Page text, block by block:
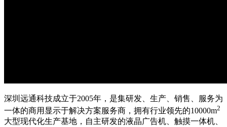
深圳远通科技成立于2005年，是集研发、生产、销售、服务为
一体的商用显示于解决方案服务商，拥有行业领先的10000m2
大型现代化生产基地，自主研发的液晶广告机、触摸一体机、